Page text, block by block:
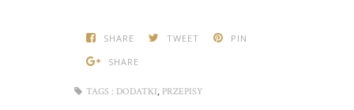
SHARE TWEET
PIN
SHARE
TAGS : DODATKI, PRZEPISY